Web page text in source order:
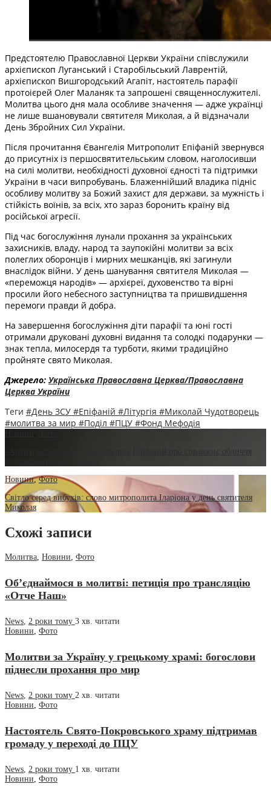
Предстоятелю Православної Церкви України співслужили
архієпископ Луганський і Старобільський Лаврентій,
архієпископ Вишгородський Агапіт, настоятель парафії
протоієрей Олег Маланяк та запрошені священнослужителі.
Молитва цього дня мала особливе значення — адже українці
не лише вшановували святителя Миколая, а й відзначали
День Збройних Сил України.
Після прочитання Євангелія Митрополит Епіфаній звернувся
до присутніх із першосвятительським словом, наголосивши
на силі молитви, необхідності духовної єдності та підтримки
України в часи випробувань. Блаженнійший владика підніс
особливу молитву за Божий захист для держави, за мужність і
стійкість воїнів, за всіх, хто зараз боронить країну від
російської агресії.
Під час богослужіння лунали прохання за українських
захисників, владу, народ та заупокійні молитви за всіх
полеглих оборонців і мирних мешканців, які загинули
внаслідок війни. У день шанування святителя Миколая —
«переможця народів» — архієреї, духовенство та вірні
просили його небесного заступництва та пришвидшення
перемоги правди й добра.
На завершення богослужіння діти парафії та юні гості
отримали друковані духовні видання та солодкі подарунки —
знак тепла, милосердя та турботи, якими традиційно
пройняте свято Миколая.
Джерело: Українська Православна Церква/Православна
Церква України
Теги #День ЗСУ #Епіфаній #Літургія #Миколай Чудотворець
#молитва за мир #Поділ #ПЦУ #Фонд Мефодія
«Антихристове царство»: владика Епіфаній про справжнє обличчя
Новини,Фото
Світло серед вибухів: слово митрополита Іларіона у день святителя
Миколая
Схожі записи
Молитва, Новини, Фото
Об’єднаймося в молитві: петиція про трансляцію
«Отче Наш»
News, 2 роки тому 3 хв. читати
Новини, Фото
Молитви за Україну у грецькому храмі: богослови
піднесли прохання про мир
News, 2 роки тому 2 хв. читати
Новини, Фото
Настоятель Свято-Покровського храму підтримав
громаду у переході до ПЦУ
News, 2 роки тому 1 хв. читати
Новини, Фото